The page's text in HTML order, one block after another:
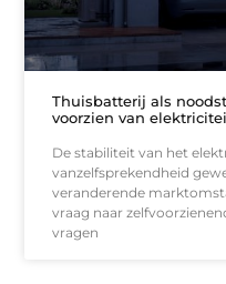
Thuisbatterij als
voorzien van
De stabiliteit van het
vanzelfsprekendheid
veranderende
vraag naar
vragen